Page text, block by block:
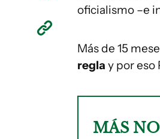
oficialismo –e
Más de 15
regla y por eso
MÁS